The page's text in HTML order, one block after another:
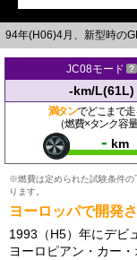
94年(H06)4月、新型時の
JC08モード
-km/L(61L)
満タンでどこまで走
（燃費×タンク容量
- km
※燃費は定められた試験条件の
ります。
ヨーロッパで開発
1993（H5）年にデビ
ヨーロピアン・カー